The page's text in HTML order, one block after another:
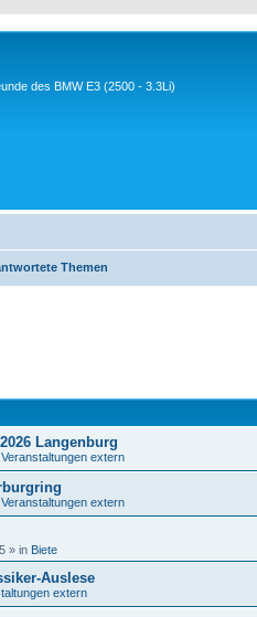
des BMW E3 (2500 - 3.3Li)
Themen
Langenburg
Veranstaltungen extern
Veranstaltungen extern
» in Biete
Auslese
extern